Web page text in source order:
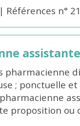
| Références n°
pharmacienne
; ponctuelle
proposition ou